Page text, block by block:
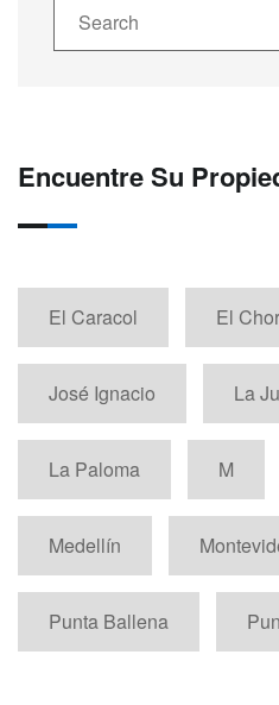
Encuentre Su
El Caracol El
José Ignacio La
La Paloma M
Medellín
Punta Ballena